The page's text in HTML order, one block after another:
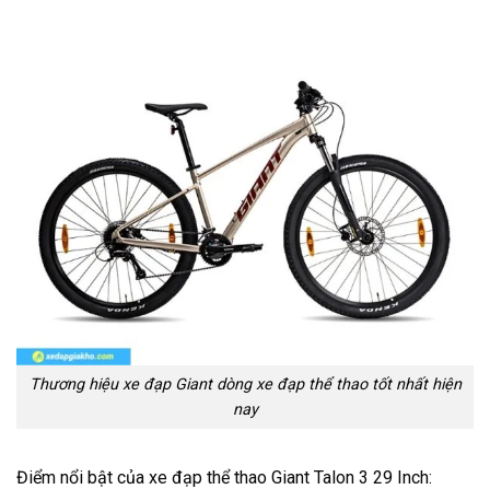
Thương hiệu xe đạp Giant dòng xe đạp thể thao tốt nhất hiện
nay
Điểm nổi bật của xe đạp thể thao Giant Talon 3 29 Inch: